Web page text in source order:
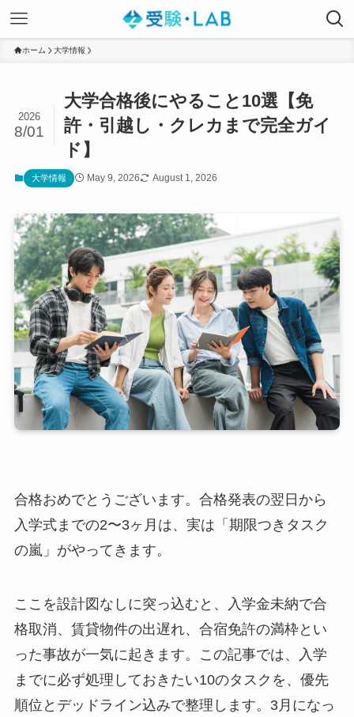
ホーム 大学情報
大学合格後にやること10選【免
許・引越し・クレカまで完全ガイ
ド】
2026
8/01
大学情報 May 9, 2026 August 1, 2026
合格おめでとうございます。合格発表の翌日から
入学式までの2〜3ヶ月は、実は「期限つきタスク
の嵐」がやってきます。
ここを設計図なしに突っ込むと、入学金未納で合
格取消、賃貸物件の出遅れ、合宿免許の満枠とい
った事故が一気に起きます。この記事では、入学
までに必ず処理しておきたい10のタスクを、優先
順位とデッドライン込みで整理します。3月になっ